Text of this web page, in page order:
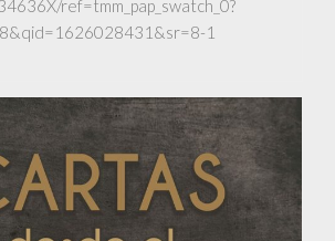
ref=tmm_pap_swatch_0?
1